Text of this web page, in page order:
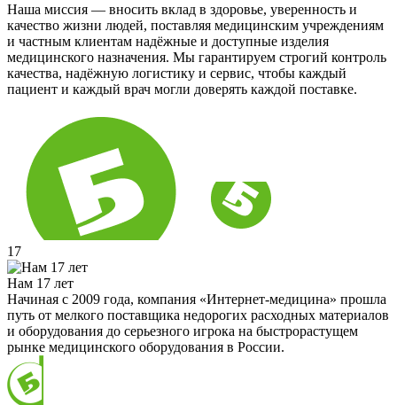
Наша миссия — вносить вклад в здоровье, уверенность и
качество жизни людей, поставляя медицинским учреждениям
и частным клиентам надёжные и доступные изделия
медицинского назначения. Мы гарантируем строгий контроль
качества, надёжную логистику и сервис, чтобы каждый
пациент и каждый врач могли доверять каждой поставке.
17
Нам 17 лет
Начиная с 2009 года, компания «Интернет-медицина» прошла
путь от мелкого поставщика недорогих расходных материалов
и оборудования до серьезного игрока на быстрорастущем
рынке медицинского оборудования в России.